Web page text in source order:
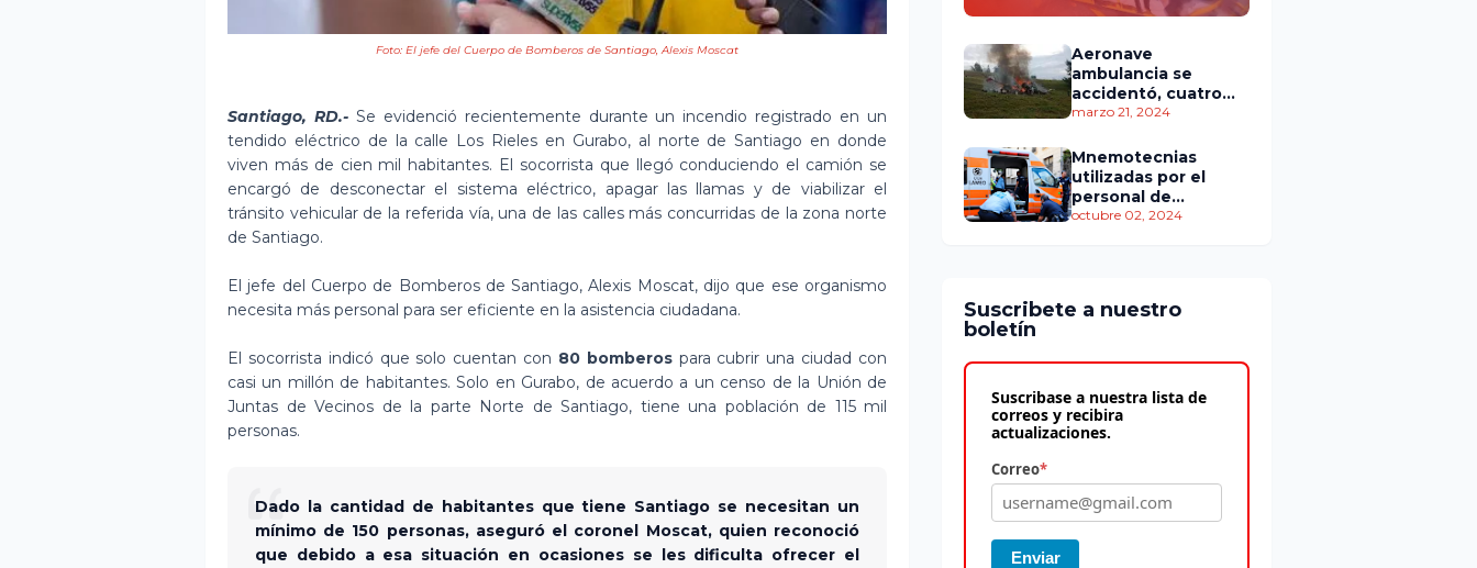
Foto: El jefe del Cuerpo de Bomberos de Santiago, Alexis Moscat
Santiago, RD.-Se evidenció recientemente durante un incendio registrado en un
tendido eléctrico de la calle Los Rieles en Gurabo, al norte de Santiago en donde
viven más de cien mil habitantes. El socorrista que llegó conduciendo el camión se
encargó de desconectar el sistema eléctrico, apagar las llamas y de viabilizar el
tránsito vehicular de la referida vía, una de las calles más concurridas de la zona norte
de Santiago.
El jefe del Cuerpo de Bomberos de Santiago, Alexis Moscat, dijo que ese organismo
necesita más personal para ser eficiente en la asistencia ciudadana.
El socorrista indicó que solo cuentan con 80 bomberospara cubrir una ciudad con
casi un millón de habitantes. Solo en Gurabo, de acuerdo a un censo de la Unión de
Juntas de Vecinos de la parte Norte de Santiago, tiene una población de 115 mil
personas.
Dado la cantidad de habitantes que tiene Santiago se necesitan un
mínimo de 150 personas, aseguró el coronel Moscat, quien reconoció
que debido a esa situación en ocasiones se les dificulta ofrecer el
Aeronave
ambulancia se
accidentó, cuatro
personas murieron
marzo 21, 2024
Mnemotecnias
utilizadas por el
personal de
atención
octubre 02, 2024
Suscribete a nuestro
boletín
Suscribase a nuestra lista de
correos y recibira
actualizaciones.
Correo*
Enviar